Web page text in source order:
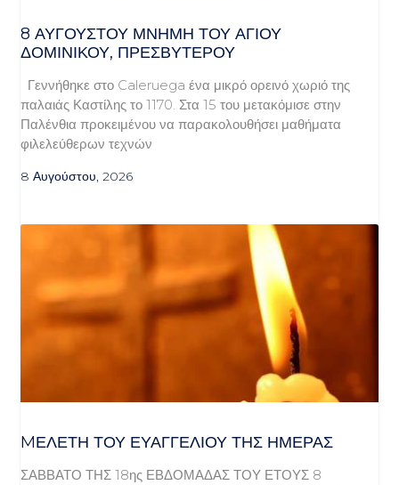
8 ΑΥΓΟΥΣΤΟΥ ΜΝΗΜΗ ΤΟΥ ΑΓΙΟΥ
ΔΟΜΙΝΙΚΟΥ, ΠΡΕΣΒΥΤΕΡΟΥ
Γεννήθηκε στο Caleruega ένα μικρό ορεινό χωριό της
παλαιάς Καστίλης το 1170. Στα 15 του μετακόμισε στην
Παλένθια προκειμένου να παρακολουθήσει μαθήματα
φιλελεύθερων τεχνών
8 Αυγούστου, 2026
MΕΛΈΤΗ ΤΟΥ ΕΥΑΓΓΕΛΊΟΥ ΤΗΣ ΗΜΈΡΑΣ
ΣΑΒΒΑΤΟ ΤΗΣ 18ης ΕΒΔΟΜΑΔΑΣ ΤΟΥ ΕΤΟΥΣ 8